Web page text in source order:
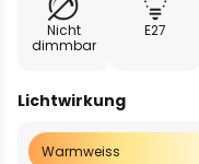
Nicht
dimmbar
E27
Lichtwirkung
Warmweiss